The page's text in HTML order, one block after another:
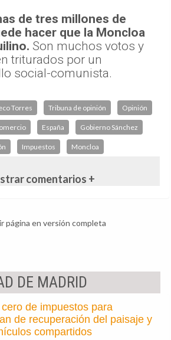
de tres millones de
hacer que la Moncloa
Son muchos votos y
triturados por un
social-comunista.
Torres Tribuna de opinión Opinión
España Gobierno Sánchez
Impuestos Moncloa
comentarios +
página en versión completa
DE MADRID
de impuestos para
de recuperación del paisaje y
compartidos